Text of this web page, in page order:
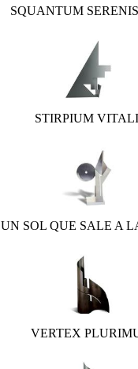
SQUANTUM
STIRPIUM
UN SOL QUE SALE A
VERTEX